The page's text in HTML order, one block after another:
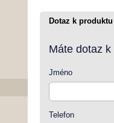
Dotaz k produktu
Máte dotaz
Jméno
Telefon